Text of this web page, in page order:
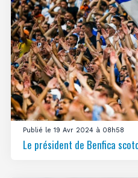
Publié le 19 Avr 2024 à 08h58
Le président de Benfica